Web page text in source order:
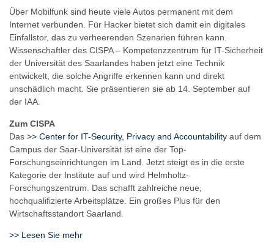
Über Mobilfunk sind heute viele Autos permanent mit dem
Internet verbunden. Für Hacker bietet sich damit ein digitales
Einfallstor, das zu verheerenden Szenarien führen kann.
Wissenschaftler des CISPA – Kompetenzzentrum für IT-Sicherheit
der Universität des Saarlandes haben jetzt eine Technik
entwickelt, die solche Angriffe erkennen kann und direkt
unschädlich macht. Sie präsentieren sie ab 14. September auf
der IAA.
Zum CISPA
Das >> Center for IT-Security, Privacy and Accountability auf dem
Campus der Saar-Universität ist eine der Top-
Forschungseinrichtungen im Land. Jetzt steigt es in die erste
Kategorie der Institute auf und wird Helmholtz-
Forschungszentrum. Das schafft zahlreiche neue,
hochqualifizierte Arbeitsplätze. Ein großes Plus für den
Wirtschaftsstandort Saarland.
>> Lesen Sie mehr